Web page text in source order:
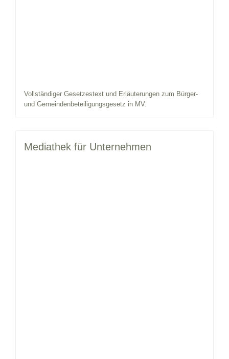
Vollständiger Gesetzestext und Erläuterungen zum Bürger-
und Gemeindenbeteiligungsgesetz in MV.
Mediathek für Unternehmen